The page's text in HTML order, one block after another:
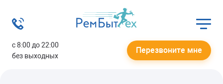
с 8:00 до 22:00
без выходных
Перезвоните мне